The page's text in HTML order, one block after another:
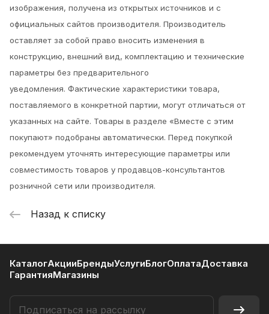
изображения, получена из открытых источников и с
официальных сайтов производителя. Производитель
оставляет за собой право вносить изменения в
конструкцию, внешний вид, комплектацию и технические
параметры без предварительного
уведомления. Фактические характеристики товара,
поставляемого в конкретной партии, могут отличаться от
указанных на сайте. Товары в разделе «Вместе с этим
покупают» подобраны автоматически. Перед покупкой
рекомендуем уточнять интересующие параметры или
совместимость товаров у продавцов-консультантов
розничной сети или производителя.
Назад к списку
КаталогАкцииБрендыУслугиБлогОплатаДоставка
ГарантияМагазины